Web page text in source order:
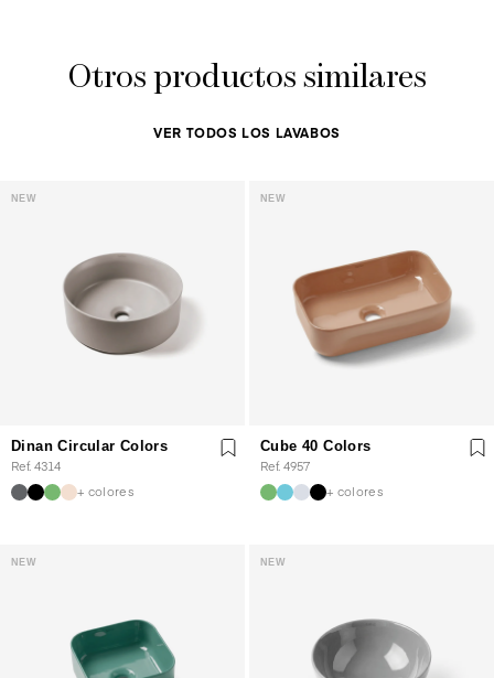
Otros productos similares
VER TODOS LOS LAVABOS
NEW
Dinan Circular Colors
Ref. 4314
+ colores
NEW
Cube 40 Colors
Ref. 4957
+ colores
NEW NEW